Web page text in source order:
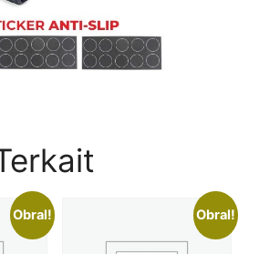
Obral! Obral!